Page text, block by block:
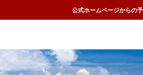
公式ホームページからの